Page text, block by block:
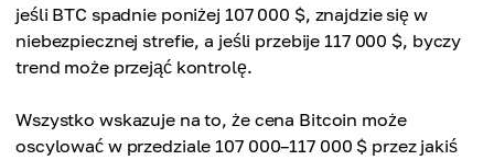
jeśli BTC spadnie poniżej 107 000 $, znajdzie się w
niebezpiecznej strefie, a jeśli przebije 117 000 $, byczy
trend może przejąć kontrolę.
Wszystko wskazuje na to, że cena Bitcoin może
oscylować w przedziale 107 000–117 000 $ przez jakiś